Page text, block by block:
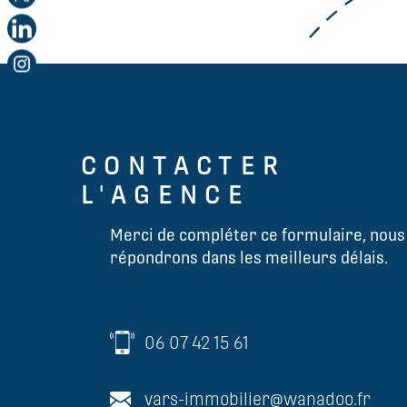
CONTACTER
L'AGENCE
Merci de compléter ce formulaire, nous
répondrons dans les meilleurs délais.
06 07 42 15 61
vars-immobilier@wanadoo.fr